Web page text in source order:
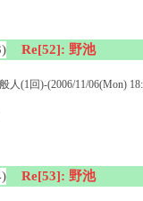
Re[52]: 野池
人(1回)-(2006/11/06(Mon)
Re[53]: 野池